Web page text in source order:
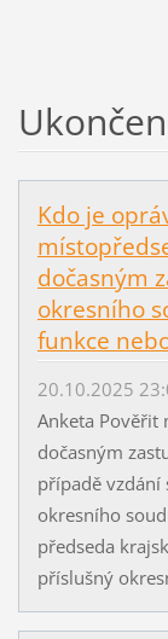
Kdo je
dočasným
okresního
funkce
20.10.2025
Anketa Pověřit
dočasným
případě vzdání
okresního
předseda
příslušný